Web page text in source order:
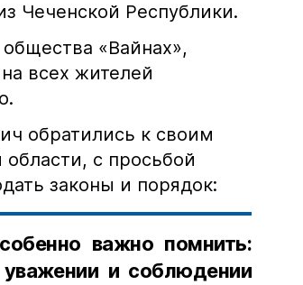
Чеченской Республики.
«Вайнах»,
всех жителей
обратились к своим
с просьбой
законы и порядок:
важно помнить:
и соблюдении